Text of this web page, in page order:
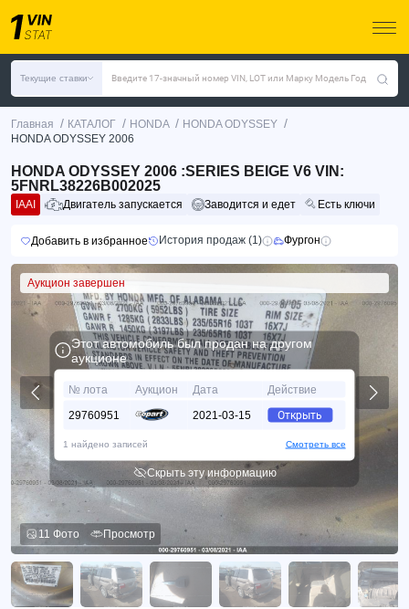
Текущие ставки Введите 17-значный номер VIN, LOT или Марку Модель Год
Главная / КАТАЛОГ / HONDA / HONDA ODYSSEY /
HONDA ODYSSEY 2006
HONDA ODYSSEY 2006 :SERIES BEIGE V6 VIN:
5FNRL38226B002025
IAAI Двигатель запускается Заводится и едет Есть ключи
Добавить в избранное История продаж (1) Фургон
Аукцион завершен
11 Фото Просмотр
Этот автомобиль был продан на другом
аукционе
№ лота Аукцион Дата
Действие
29760951
2021-03-15 Открыть
1 найдено записей Смотреть все
Скрыть эту информацию